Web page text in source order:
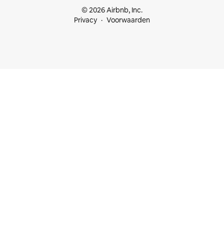
© 2026 Airbnb, Inc.
Privacy
Voorwaarden